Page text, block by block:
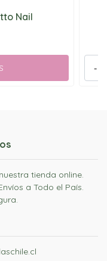
Nail
-
tienda online.
a Todo el País.